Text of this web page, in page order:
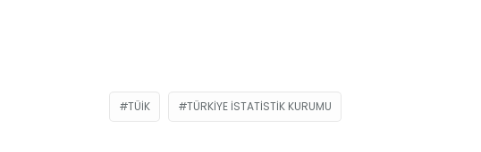
TÜIK TÜRKIYE İSTATISTIK KURUMU